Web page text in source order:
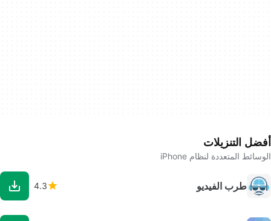
أفضل التنزيلات
الوسائط المتعددة لنظام iPhone
طرب الفيديو 4.3